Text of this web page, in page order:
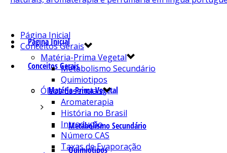
Página Inicial
Conceitos Gerais
Matéria-Prima Vegetal
Metabolismo Secundário
Quimiotipos
Página Inicial
Conceitos Gerais
Matéria-Prima Vegetal
Metabolismo Secundário
Quimiotipos
Óleos Essenciais
Aromaterapia
História no Brasil
Introdução
Número CAS
Taxas de Evaporação